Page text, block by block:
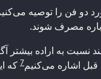
دو فن را توصیه
مصرف شوند.
به اراده بیشتر
قبل اشاره می‌کنیم7 که